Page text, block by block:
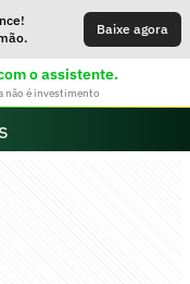
Baixe agora
o assistente.
não é investimento